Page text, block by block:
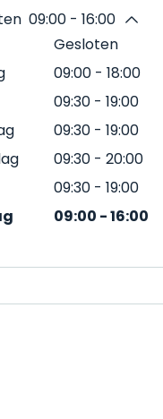
09:00 - 16:00
Gesloten
09:00 - 18:00
09:30 - 19:00
09:30 - 19:00
09:30 - 20:00
09:30 - 19:00
09:00 -16:00